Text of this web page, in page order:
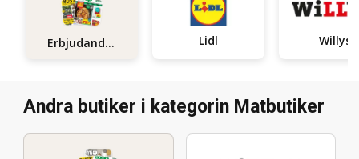
Erbjudanden Lidl Willys
Andra butiker i kategorin Matbutiker